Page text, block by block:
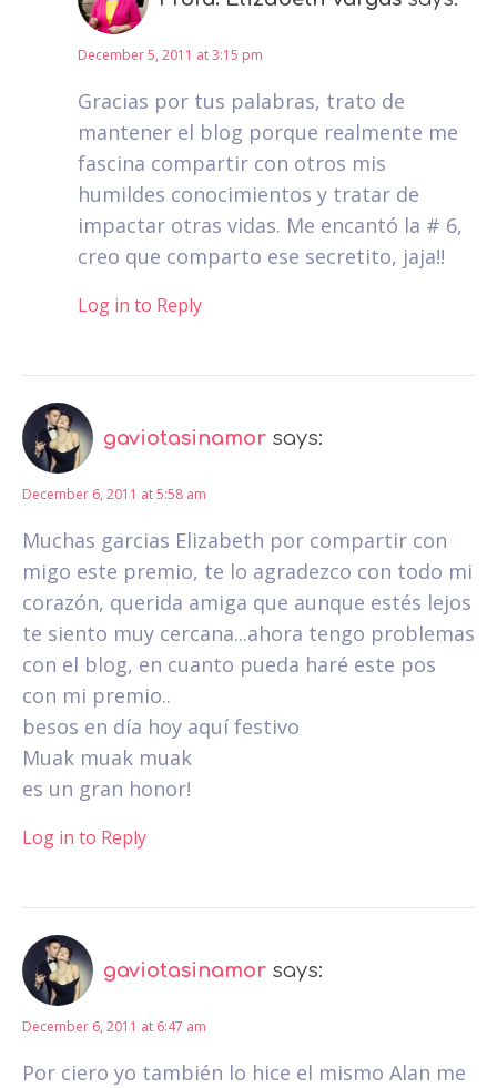
December 5, 2011 at 3:15 pm
Gracias por tus palabras, trato de
mantener el blog porque realmente me
fascina compartir con otros mis
humildes conocimientos y tratar de
impactar otras vidas. Me encantó la # 6,
creo que comparto ese secretito, jaja!!
Log in to Reply
gaviotasinamor says:
December 6, 2011 at 5:58 am
Muchas garcias Elizabeth por compartir con
migo este premio, te lo agradezco con todo mi
corazón, querida amiga que aunque estés lejos
te siento muy cercana...ahora tengo problemas
con el blog, en cuanto pueda haré este pos
con mi premio..
besos en día hoy aquí festivo
Muak muak muak
es un gran honor!
Log in to Reply
gaviotasinamor says:
December 6, 2011 at 6:47 am
Por ciero yo también lo hice el mismo Alan me